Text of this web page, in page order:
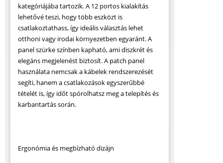
kategóriájába tartozik. A 12 portos kialakítás
lehetővé teszi, hogy több eszközt is
csatlakoztathass, így ideális választás lehet
otthoni vagy irodai környezetben egyaránt. A
panel szürke színben kapható, ami diszkrét és
elegáns megjelenést biztosít. A patch panel
használata nemcsak a kábelek rendszerezését
segíti, hanem a csatlakozások egyszerűbbé
tételét is, így időt spórolhatsz meg a telepítés és
karbantartás során.
Ergonómia és megbízható dizájn